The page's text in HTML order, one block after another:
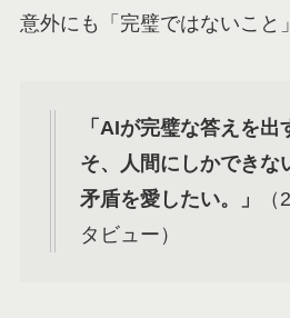
意外にも「完璧ではないこと
「AIが完璧な答えを出
そ、人間にしかできな
矛盾を愛したい。」
タビュー）